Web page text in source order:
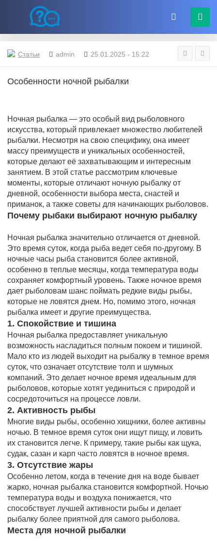
Статьи admin 25.01.2025 - 15:22
Особенности ночной рыбалки
Ночная рыбалка — это особый вид рыболовного
искусства, который привлекает множество любителей
рыбалки. Несмотря на свою специфику, она имеет
массу преимуществ и уникальных особенностей,
которые делают её захватывающим и интересным
занятием. В этой статье рассмотрим ключевые
моменты, которые отличают ночную рыбалку от
дневной, особенности выбора места, снастей и
приманок, а также советы для начинающих рыболовов.
Почему рыбаки выбирают ночную рыбалку
Ночная рыбалка значительно отличается от дневной.
Это время суток, когда рыба ведет себя по-другому. В
ночные часы рыба становится более активной,
особенно в теплые месяцы, когда температура воды
сохраняет комфортный уровень. Также ночное время
дает рыболовам шанс поймать редкие виды рыбы,
которые не ловятся днем. Но, помимо этого, ночная
рыбалка имеет и другие преимущества.
1. Спокойствие и тишина
Ночная рыбалка предоставляет уникальную
возможность насладиться полным покоем и тишиной.
Мало кто из людей выходит на рыбалку в темное время
суток, что означает отсутствие толп и шумных
компаний. Это делает ночное время идеальным для
рыболовов, которые хотят уединиться с природой и
сосредоточиться на процессе ловли.
2. Активность рыбы
Многие виды рыбы, особенно хищники, более активны
ночью. В темное время суток они ищут пищу, и ловить
их становится легче. К примеру, такие рыбы как щука,
судак, сазан и карп часто ловятся в ночное время.
3. Отсутствие жары
Особенно летом, когда в течение дня на воде бывает
жарко, ночная рыбалка становится комфортной. Ночью
температура воды и воздуха понижается, что
способствует лучшей активности рыбы и делает
рыбалку более приятной для самого рыболова.
Места для ночной рыбалки